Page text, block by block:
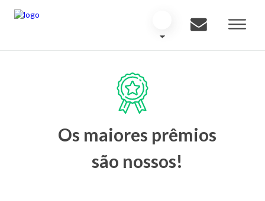
Os maiores prêmios
são nossos!